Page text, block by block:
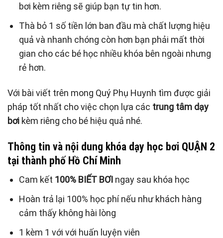
bơi kèm riêng sẽ giúp bạn tự tin hơn.
Thà bỏ 1 số tiền lớn ban đầu mà chất lượng hiệu
quả và nhanh chóng còn hơn bạn phải mất thời
gian cho các bé học nhiều khóa bên ngoài nhưng
rẻ hơn.
Với bài viết trên mong Quý Phụ Huynh tìm được giải
pháp tốt nhất cho việc chọn lựa các trung tâm dạy
bơi kèm riêng cho bé hiệu quả nhé.
Thông tin và nội dung khóa dạy học bơi QUẬN 2
tại thành phố Hồ Chí Minh
Cam kết 100% BIẾT BƠI ngay sau khóa học
Hoàn trả lại 100% học phí nếu như khách hàng
cảm thấy không hài lòng
1 kèm 1 với với huấn luyện viên